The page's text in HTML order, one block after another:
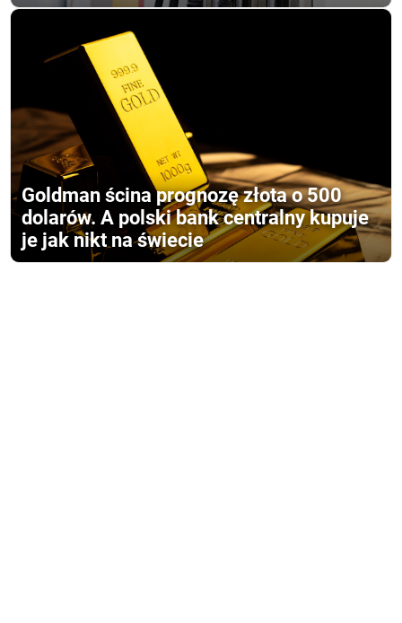
Goldman ścina prognozę złota o 500
dolarów. A polski bank centralny kupuje
je jak nikt na świecie